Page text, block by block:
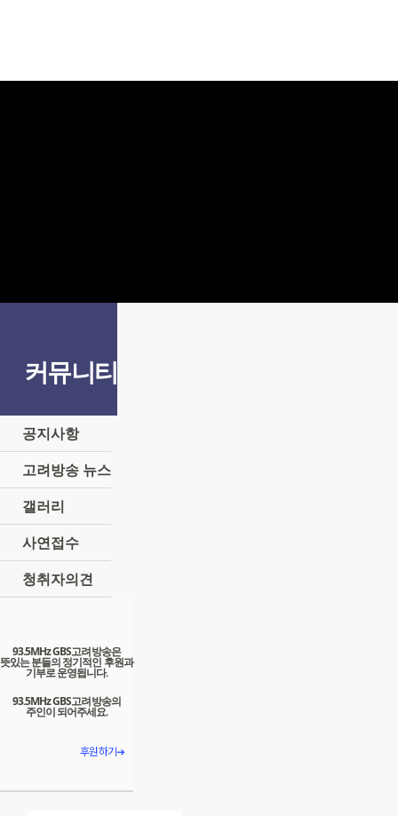
커뮤니티
공지사항
고려방송 뉴스
갤러리
사연접수
청취자의견
93.5MHz GBS고려방송은
뜻있는 분들의 정기적인 후원과
기부로 운영됩니다.
93.5MHz GBS고려방송의
주인이 되어주세요.
후원하기➔